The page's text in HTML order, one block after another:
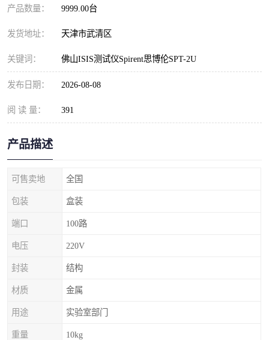
产品数量： 9999.00台
发货地址： 天津市武清区
关键词： 佛山ISIS测试仪Spirent思博伦SPT-2U
发布日期： 2026-08-08
阅 读 量： 391
产品描述
可售卖地 全国
包装 盒装
端口 100路
电压 220V
封装 结构
材质 金属
用途 实验室部门
重量 10kg